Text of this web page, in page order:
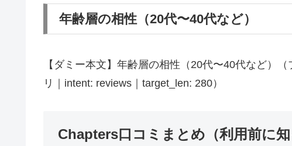
年齢層の相性（20代〜40代など）
【ダミー本文】年齢層の相性（20代〜40代など）
リ｜intent: reviews｜target_len: 280）
Chapters口コミまとめ（利用前に知